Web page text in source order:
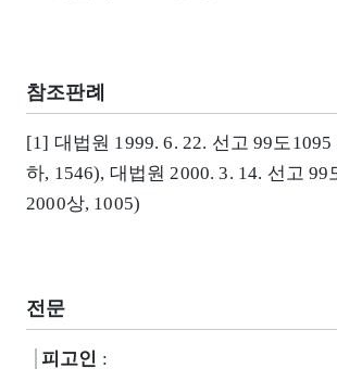
참조판례
[1] 대법원 1999. 6. 22. 선고 99도
하, 1546), 대법원 2000. 3. 14. 선고 99
2000상, 1005)
전문
피고인 :